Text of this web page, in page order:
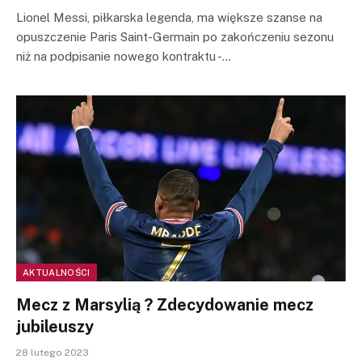
Lionel Messi, piłkarska legenda, ma większe szanse na
opuszczenie Paris Saint-Germain po zakończeniu sezonu
niż na podpisanie nowego kontraktu -…
AKTUALNOŚCI
Mecz z Marsylią ? Zdecydowanie mecz
jubileuszy
28 lutego 2023